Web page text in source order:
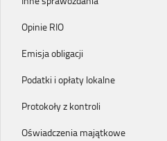
Opinie RIO
Emisja obligacji
Podatki i opłaty lokalne
Protokoły z kontroli
Oświadczenia majątkowe